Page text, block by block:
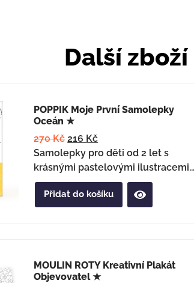
Další
POPPIK Moje První Samolepky
Oceán ★
270Kč 216 Kč
Samolepky pro děti od 2 let s
krásnými pastelovými ilustracemi...
Přidat do košíku
MOULIN ROTY Kreativní Plakát
Objevovatel ★